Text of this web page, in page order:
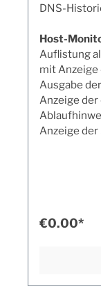
DNS-
Host-
Auflistung
mit
Ausgabe
Anzeige
Anzeige
€0.00*